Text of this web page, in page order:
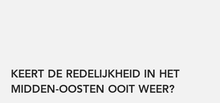
KEERT DE REDELIJKHEID IN HET
MIDDEN-OOSTEN OOIT WEER?